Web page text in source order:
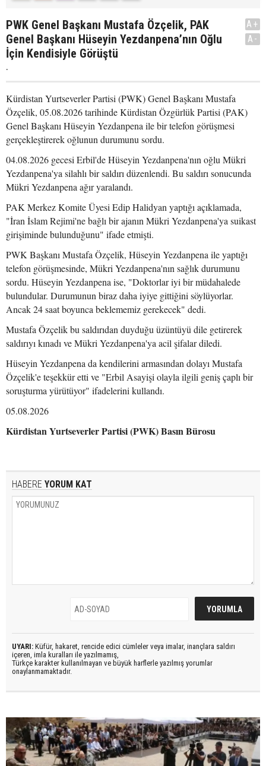
PWK Genel Başkanı Mustafa Özçelik, PAK
Genel Başkanı Hüseyin Yezdanpena’nın Oğlu
İçin Kendisiyle Görüştü
.
A+
A-
Kürdistan Yurtseverler Partisi (PWK) Genel Başkanı Mustafa
Özçelik, 05.08.2026 tarihinde Kürdistan Özgürlük Partisi (PAK)
Genel Başkanı Hüseyin Yezdanpena ile bir telefon görüşmesi
gerçekleştirerek oğlunun durumunu sordu.
04.08.2026 gecesi Erbil'de Hüseyin Yezdanpena'nın oğlu Mükri
Yezdanpena'ya silahlı bir saldırı düzenlendi. Bu saldırı sonucunda
Mükri Yezdanpena ağır yaralandı.
PAK Merkez Komite Üyesi Edip Halidyan yaptığı açıklamada,
"İran İslam Rejimi'ne bağlı bir ajanın Mükri Yezdanpena'ya suikast
girişiminde bulunduğunu" ifade etmişti.
PWK Başkanı Mustafa Özçelik, Hüseyin Yezdanpena ile yaptığı
telefon görüşmesinde, Mükri Yezdanpena'nın sağlık durumunu
sordu. Hüseyin Yezdanpena ise, "Doktorlar iyi bir müdahalede
bulundular. Durumunun biraz daha iyiye gittiğini söylüyorlar.
Ancak 24 saat boyunca beklememiz gerekecek" dedi.
Mustafa Özçelik bu saldırıdan duyduğu üzüntüyü dile getirerek
saldırıyı kınadı ve Mükri Yezdanpena'ya acil şifalar diledi.
Hüseyin Yezdanpena da kendilerini armasından dolayı Mustafa
Özçelik'e teşekkür etti ve "Erbil Asayişi olayla ilgili geniş çaplı bir
soruşturma yürütüyor" ifadelerini kullandı.
05.08.2026
Kürdistan Yurtseverler Partisi (PWK) Basın Bürosu
HABERE YORUM KAT
UYARI: Küfür, hakaret, rencide edici cümleler veya imalar, inançlara saldırı
içeren, imla kuralları ile yazılmamış,
Türkçe karakter kullanılmayan ve büyük harflerle yazılmış yorumlar
onaylanmamaktadır.